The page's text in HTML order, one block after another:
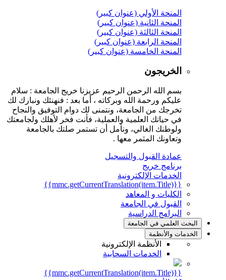
المنحة الأولي (عنوان كبير)
المنحة الثانية (عنوان كبير)
المنحة الثالثة (عنوان كبير)
المنحة الرابعة (عنوان كبير)
المنحة الخامسة (عنوان كبير)
الخريجون
بسم الله الرحمن الرحيم عزيزنا خريج الجامعة : سلام
عليكم ورحمة الله وبركاته ، أما بعد : فنهنئك ونبارك لك
تخرجك من الجامعة، ونتمنى لك دوام التوفيق والنجاح
في حياتك العلمية والعملية، فأنت فخر لأهلك ولجامعتك
ولوطنك الغالي، ونأمل أن تستمر صلتك بالجامعة
وتعاونك المثمر معها .
عمادة القبول والتسجيل
برنامج خريج
الخدمات الإلكترونية
الكليات و المعاهد
القبول في الجامعة
البرامج الدراسية
البحث العلمي في الجامعة
الخدمات والأنظمة
الأنظمة الإلكترونية
الخدمات السحابية